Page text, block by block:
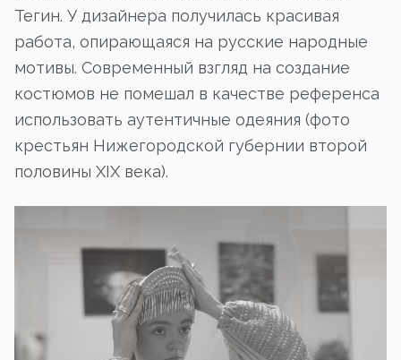
Тегин. У дизайнера получилась красивая
работа, опирающаяся на русские народные
мотивы. Современный взгляд на создание
костюмов не помешал в качестве референса
использовать аутентичные одеяния (фото
крестьян Нижегородской губернии второй
половины XIX века).